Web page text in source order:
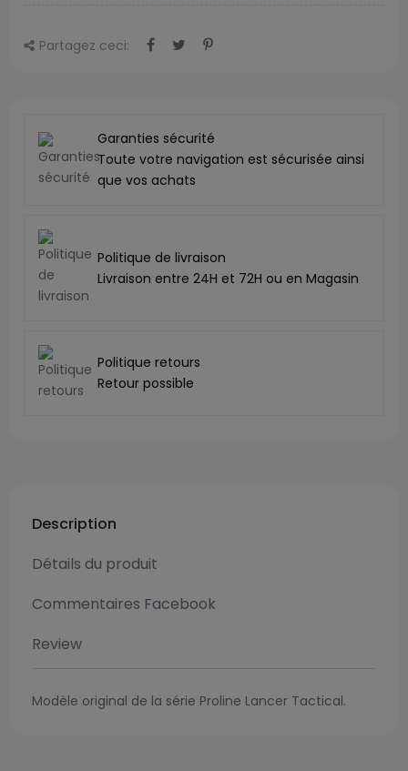
Partagez ceci:
Garanties sécurité
Toute votre navigation est sécurisée ainsi
que vos achats
Politique de livraison
Livraison entre 24H et 72H ou en Magasin
Politique retours
Retour possible
Description
Détails du produit
Commentaires Facebook
Review
Modèle original de la série Proline Lancer Tactical.